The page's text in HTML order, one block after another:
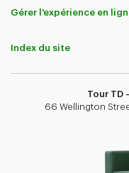
Gérer l'expérience en
Index du site
Tour TD
66 Wellington